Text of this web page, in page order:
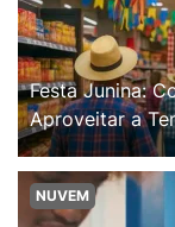
Festa Junina:
Aproveitar a
NUVEM